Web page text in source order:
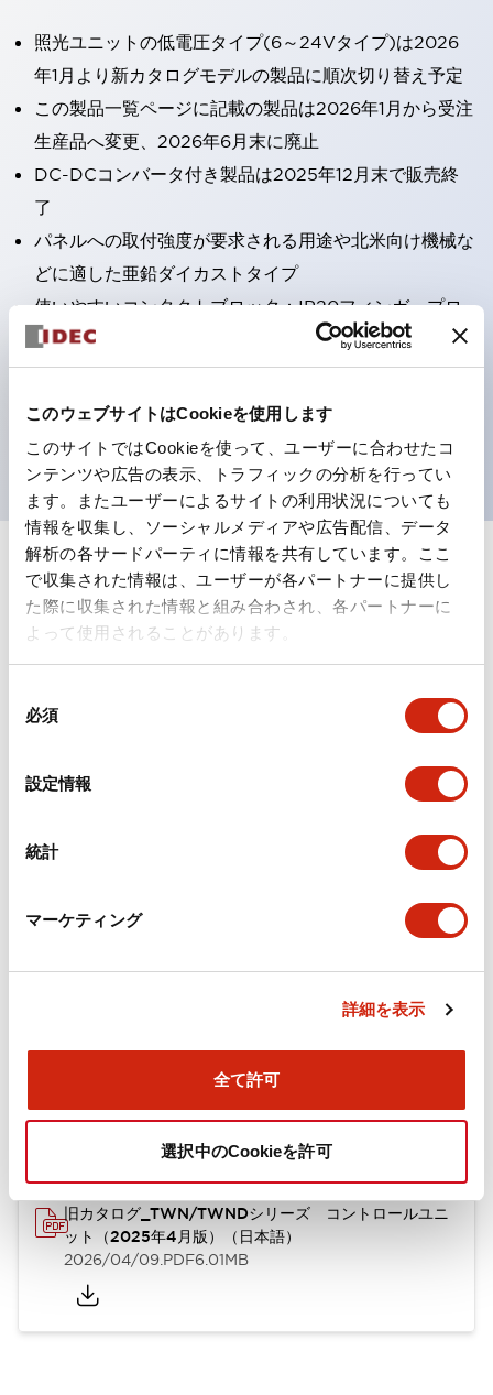
このウェブサイトはCookieを使用します
このサイトではCookieを使って、ユーザーに合わせたコ
ンテンツや広告の表示、トラフィックの分析を行ってい
ます。またユーザーによるサイトの利用状況についても
情報を収集し、ソーシャルメディアや広告配信、データ
解析の各サードパーティに情報を共有しています。ここ
で収集された情報は、ユーザーが各パートナーに提供し
た際に収集された情報と組み合わされ、各パートナーに
よって使用されることがあります。
必須
設定情報
統計
マーケティング
詳細を表示
全て許可
選択中のCookieを許可
照光ユニットの低電圧タイプ(6～24Vタイプ)は2026
年1月より新カタログモデルの製品に順次切り替え予定
この製品一覧ページに記載の製品は2026年1月から受注
生産品へ変更、2026年6月末に廃止
DC-DCコンバータ付き製品は2025年12月末で販売終
了
パネルへの取付強度が要求される用途や北米向け機械な
どに適した亜鉛ダイカストタイプ
使いやすいコンタクトブロック：IP20フィンガープロ
テクション構造、簡単取付け／取外し、ねじ脱落防止、
選べる2方向配線
保護構造は防噴流IP65（IEC 60529）
UL、CSA、TÜV、CCC認証品。
仕様 すべて展開
形状仕様
機械的仕様
取付設置仕様
ドキュメントとファイル
カタログ CAD 規格・認証 技術文書
旧カタログ_TWN/TWNDシリーズ コントロールユニ
ット（2025年4月版）（日本語）
2026/04/09.PDF6.01MB